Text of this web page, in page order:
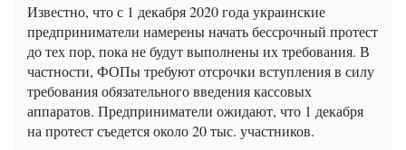
Известно, что с 1 декабря 2020 года украинские
предприниматели намерены начать бессрочный протест
до тех пор, пока не будут выполнены их требования. В
частности, ФОПы требуют отсрочки вступления в силу
требования обязательного введения кассовых
аппаратов. Предприниматели ожидают, что 1 декабря
на протест съедется около 20 тыс. участников.